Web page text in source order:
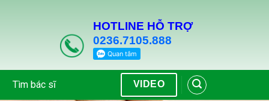
HOTLINE HỖ TRỢ
0236.7105.888
Tìm bác sĩ VIDEO